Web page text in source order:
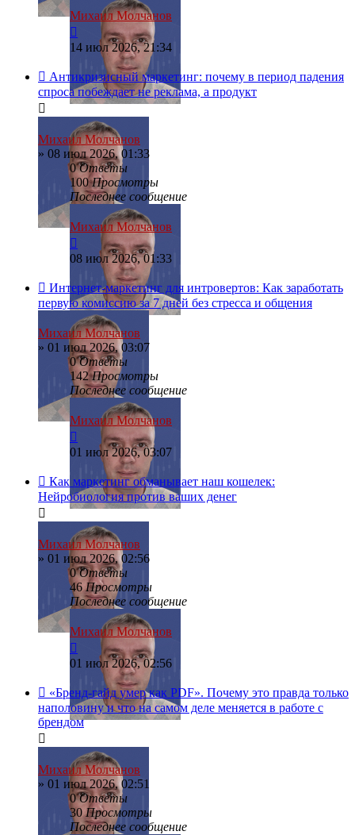
Михаил Молчанов
14 июл 2026, 21:34
Антикризисный маркетинг: почему в период падения
спроса побеждает не реклама, а продукт
Михаил Молчанов
» 08 июл 2026, 01:33
0Ответы
100Просмотры
Последнее сообщение
Михаил Молчанов
08 июл 2026, 01:33
Интернет-маркетинг для интровертов: Как заработать
первую комиссию за 7 дней без стресса и общения
Михаил Молчанов
» 01 июл 2026, 03:07
0Ответы
142Просмотры
Последнее сообщение
Михаил Молчанов
01 июл 2026, 03:07
Как маркетинг обманывает наш кошелек:
Нейробиология против ваших денег
Михаил Молчанов
» 01 июл 2026, 02:56
0Ответы
46Просмотры
Последнее сообщение
Михаил Молчанов
01 июл 2026, 02:56
«Бренд-гайд умер как PDF». Почему это правда только
наполовину и что на самом деле меняется в работе с
брендом
Михаил Молчанов
» 01 июл 2026, 02:51
0Ответы
30Просмотры
Последнее сообщение